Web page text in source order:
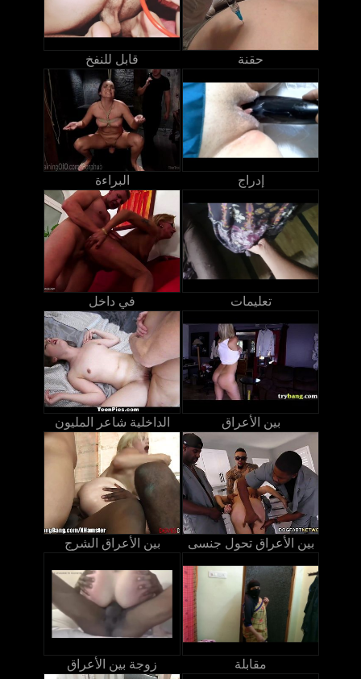
قابل للنفخ حقنة
البراءة إدراج
في داخل تعليمات
الداخلية شاعر المليون بين الأعراق
بين الأعراق الشرج بين الأعراق تحول جنسى
زوجة بين الأعراق مقابلة